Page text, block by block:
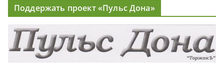
Поддержать проект «Пульс Дона»